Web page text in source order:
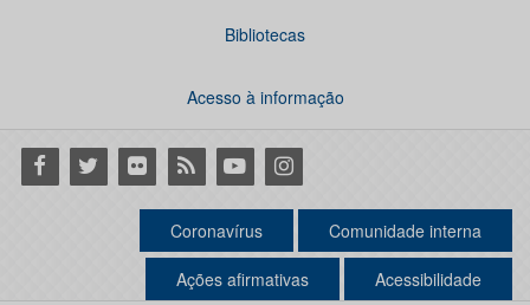
Bibliotecas
Acesso à informação
Facebook
Twitter Flickr RSS YoutubeInstagram
Coronavírus Comunidade interna
Ações afirmativas Acessibilidade